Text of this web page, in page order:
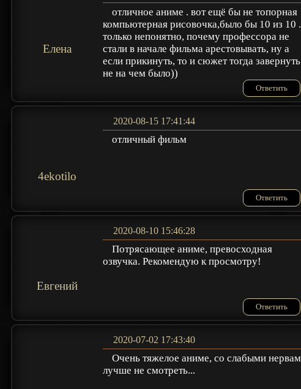
Елена
отличное аниме . вот ещё бы не топорная
компьютерная рисовочка,было бы 10 из 10 .
только непонятно, почему профессора не
стали в начале фильма арестовывать, ну а
если прикинуть, то и сюжет тогда завернуть
не на чем было))
Ответить
4ekotilo
2020-08-15 17:41:44
отличный фильм
Ответить
Евгений
2020-08-10 15:46:28
Потрясающее аниме, превосходная
озвучка. Рекомендую к просмотру!
Ответить
2020-07-02 17:43:40
Очень тяжелое аниме, со слабыми
лучше не смотреть...